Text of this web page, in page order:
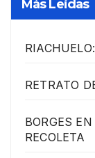
Más Leidas
RETRATO
BORGES
RECOLETA